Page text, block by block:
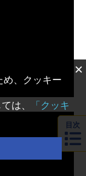
だ。特効薬は
見つけること
が広まれば村
あるという。
一筋の光を
】猫猫、毒味
第1巻）花街の
に売られ、た
をなすため
たが、旺盛な
毒の知識か
ちらがおすす
きます。アニ
手に取る際の
嬉しいで
とりごと～猫
(1) 「月刊サ
目次
×
め、クッキー
は、
「クッキ